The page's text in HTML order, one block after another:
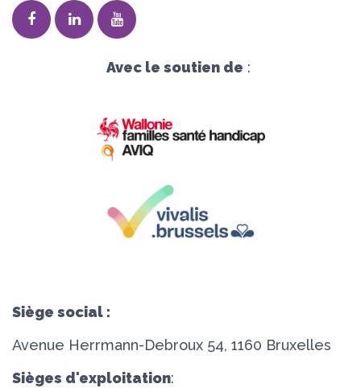
Avec le soutien de :
Siège social :
Avenue Herrmann-Debroux 54, 1160 Bruxelles
Sièges d'exploitation: